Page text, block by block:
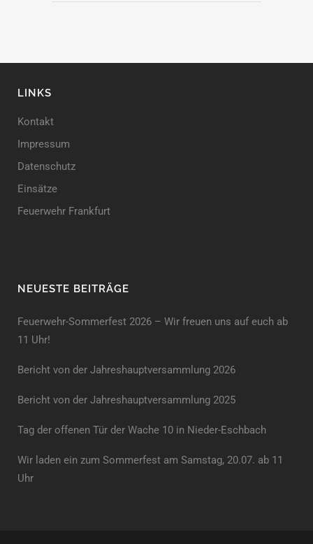
LINKS
Kontakt
Impressum
Datenschutz
Einsätze
Feuerwehr Frankfurt
NEUESTE BEITRÄGE
Feuerwehr-Sommerfest 2026 – Wir freuen uns auf euch ab
11 Uhr!
Bericht von der Jahreshauptversammlung 2026
Bericht von der Jahreshaupt­versammlung 2025
Tag der offenen Tür der Wache 10 in Nieder-Eschbach
Wir laden ein zum Sommerfest am Samstag, 20.07. ab 11
Uhr